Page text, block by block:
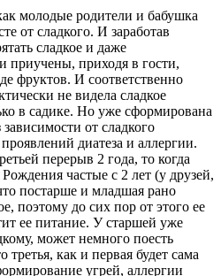
молодые родители и бабушка
от сладкого. И заработав
сладкое и даже
приучены, приходя в гости,
фруктов. И соответственно
не видела сладкое
в садике. Но уже сформирована
от сладкого
диатеза и аллергии.
перерыв 2 года, то когда
частые с 2 лет (у друзей,
постарше и младшая рано
поэтому до сих пор от этого ее
ее питание. У старшей уже
может немного поесть
как и первая будет сама
угрей, аллергии